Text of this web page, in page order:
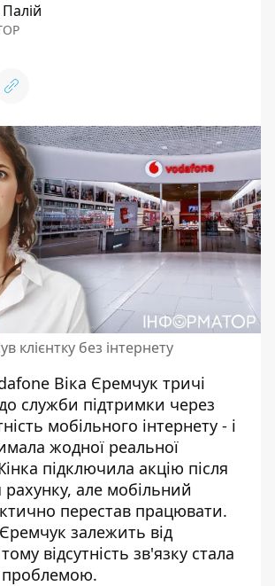
клієнтку без інтернету
Віка Єремчук тричі
служби підтримки через
мобільного інтернету - і
жодної реальної
підключила акцію після
але мобільний
перестав працювати.
залежить від
відсутність зв'язку стала